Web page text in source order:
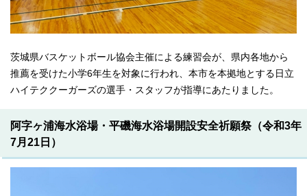
茨城県バスケットボール協会主催による練習会が、県内各地から
推薦を受けた小学6年生を対象に行われ、本市を本拠地とする日立
ハイテククーガーズの選手・スタッフが指導にあたりました。
阿字ヶ浦海水浴場・平磯海水浴場開設安全祈願祭（令和3年
7月21日）